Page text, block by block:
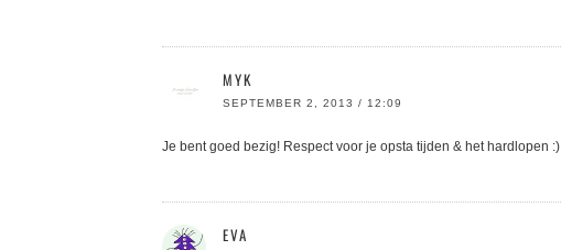
MYK
SEPTEMBER 2, 2013 / 12:09
Je bent goed bezig! Respect voor je opsta tijden & het hardlopen :)
EVA